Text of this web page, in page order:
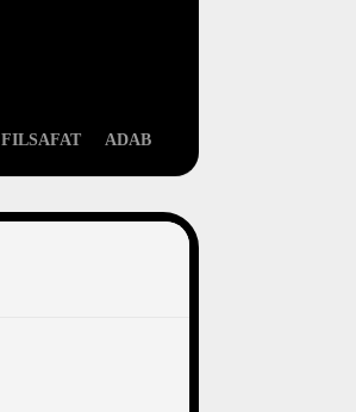
FILSAFAT ADAB